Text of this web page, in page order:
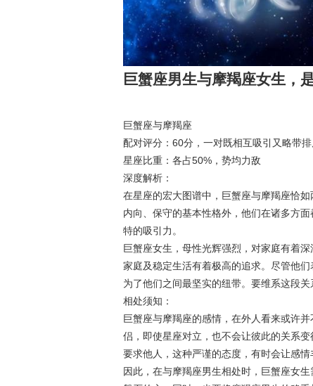
巨蟹座男生与摩羯座女生，
巨蟹座与摩羯座
配对评分：60分，一对既相互吸引又略带
星座比重：各占50%，势均力敌
深度解析：
在星座的宏大图谱中，巨蟹座与摩羯座恰
内向、保守的基本性格外，他们在诸多方
特的吸引力。
巨蟹座女生，母性光辉强烈，对家庭有着
家庭及稳定生活有着极高的追求。尽管他
为了他们之间最坚实的纽带。要维系这段
相处须知：
巨蟹座与摩羯座的感情，在外人看来或许
侣，即使星座对立，也不会让彼此的关系
要求他人，这种严谨的态度，有时会让感
因此，在与摩羯座男生相处时，巨蟹座女